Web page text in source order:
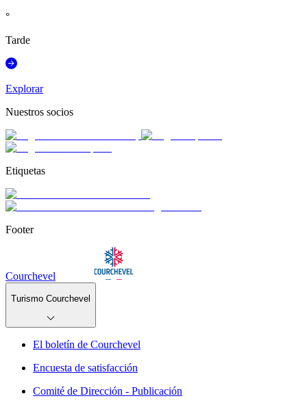
°
Tarde
Explorar
Nuestros socios
Etiquetas
Footer
Courchevel
Turismo Courchevel
El boletín de Courchevel
Encuesta de satisfacción
Comité de Dirección - Publicación